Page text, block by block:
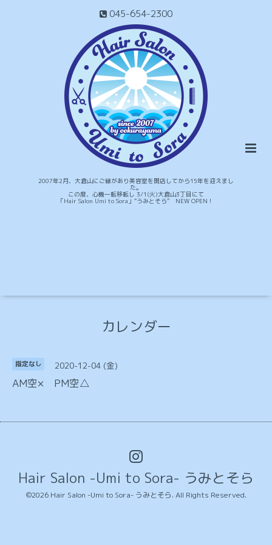
045-654-2300
2007年2月、大倉山にご縁があり美容室を開店してから15年を迎えまし
た。
この度、心機一転移転し 3/1(火)大倉山3丁目にて
「Hair Salon Umi to Sora」“うみとそら” NEW OPEN！
カレンダー
指定なし 2020-12-04 (金)
AM空× PM空△
Hair Salon -Umi to Sora- うみとそら
©2026 Hair Salon -Umi to Sora- うみとそら. All Rights Reserved.